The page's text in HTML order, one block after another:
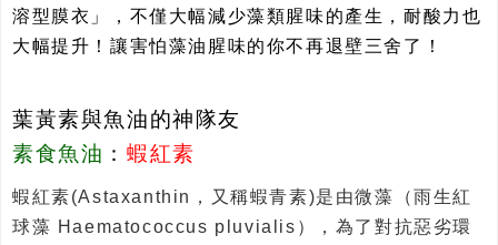
溶型膜衣」，不僅大幅減少藻類腥味的產生，耐酸力也
大幅提升！讓害怕藻油腥味的你不再退壁三舍了！
葉黃素與魚油的神隊友
素食魚油 ：蝦紅素
蝦紅素(Astaxanthin，又稱蝦青素)是由微藻（雨生紅
球藻 Haematococcus pluvialis），為了對抗惡劣環